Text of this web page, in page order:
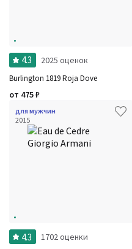
4.3 2025 оценок
Burlington 1819 Roja Dove
от 475₽
для мужчин
2015
4.3 1702 оценки